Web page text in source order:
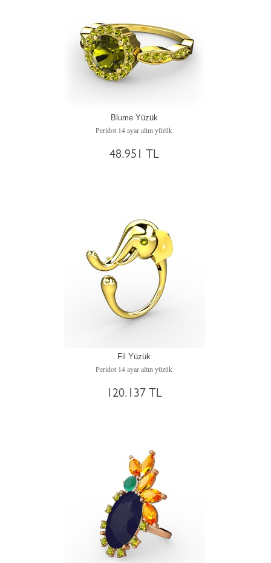
Blume Yüzük
Peridot 14 ayar altın yüzük
48.951 TL
Fil Yüzük
Peridot 14 ayar altın yüzük
120.137 TL